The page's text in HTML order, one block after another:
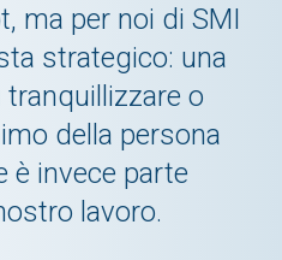
ma per noi di SMI
strategico: una
o
della persona
è invece parte
lavoro.